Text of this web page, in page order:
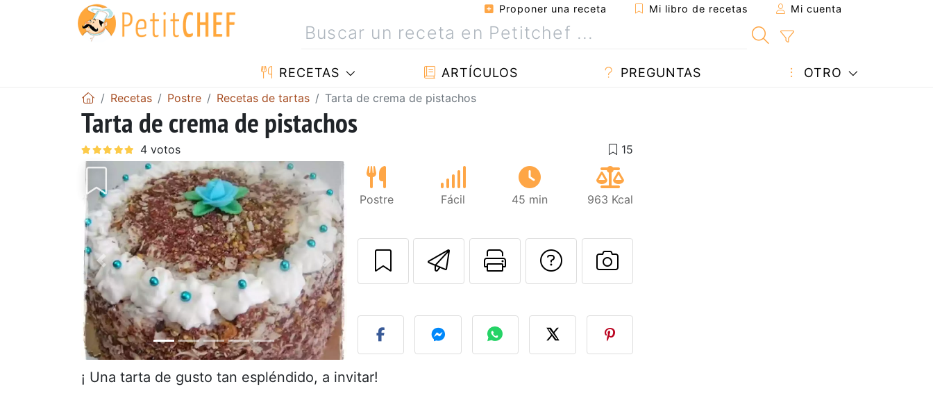
Proponer una receta Mi libro de recetas Mi cuenta
RECETAS ARTÍCULOS PREGUNTAS OTRO
Recetas Postre Recetas de tartas Tarta de crema de pistachos
Tarta de crema de pistachos
Anterior Siguiente
Postre Fácil 45 min 963 Kcal
Enviar esta receta a un amigo
Imprimir esta página
Preguntar al autor
Publicar la foto de esta receta
¡ Una tarta de gusto tan espléndido, a invitar!